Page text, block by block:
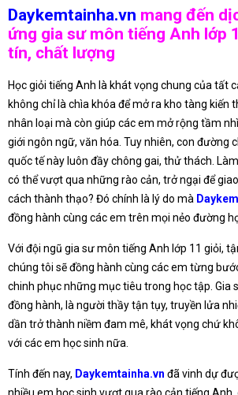
Daykemtainha.vn mang đến
ứng gia sư môn tiếng Anh lớp
tín, chất lượng
Học giỏi tiếng Anh là khát vọng chung của tất
không chỉ là chìa khóa để mở ra kho tàng kiến
nhân loại mà còn giúp các em mở rộng tầm
giới ngôn ngữ, văn hóa. Tuy nhiên, con đường
quốc tế này luôn đầy chông gai, thử thách.
có thể vượt qua những rào cản, trở ngại để
cách thành thạo? Đó chính là lý do mà
đồng hành cùng các em trên mọi nẻo đường
Với đội ngũ gia sư môn tiếng Anh lớp 11 giỏi,
chúng tôi sẽ đồng hành cùng các em từng
chinh phục những mục tiêu trong học tập. Gia
đồng hành, là người thầy tận tụy, truyền lửa
dần trở thành niềm đam mê, khát vọng chứ
với các em học sinh nữa.
Tính đến nay, Daykemtainha.vn đã vinh dự